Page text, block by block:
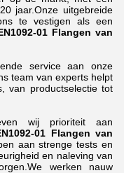
jaar.Onze uitgebreide
te vestigen als een
01 Flangen van
service aan onze
team van experts helpt
van productselectie tot
wij prioriteit aan
01 Flangen van
aan strenge tests en
en naleving van
werken nauw